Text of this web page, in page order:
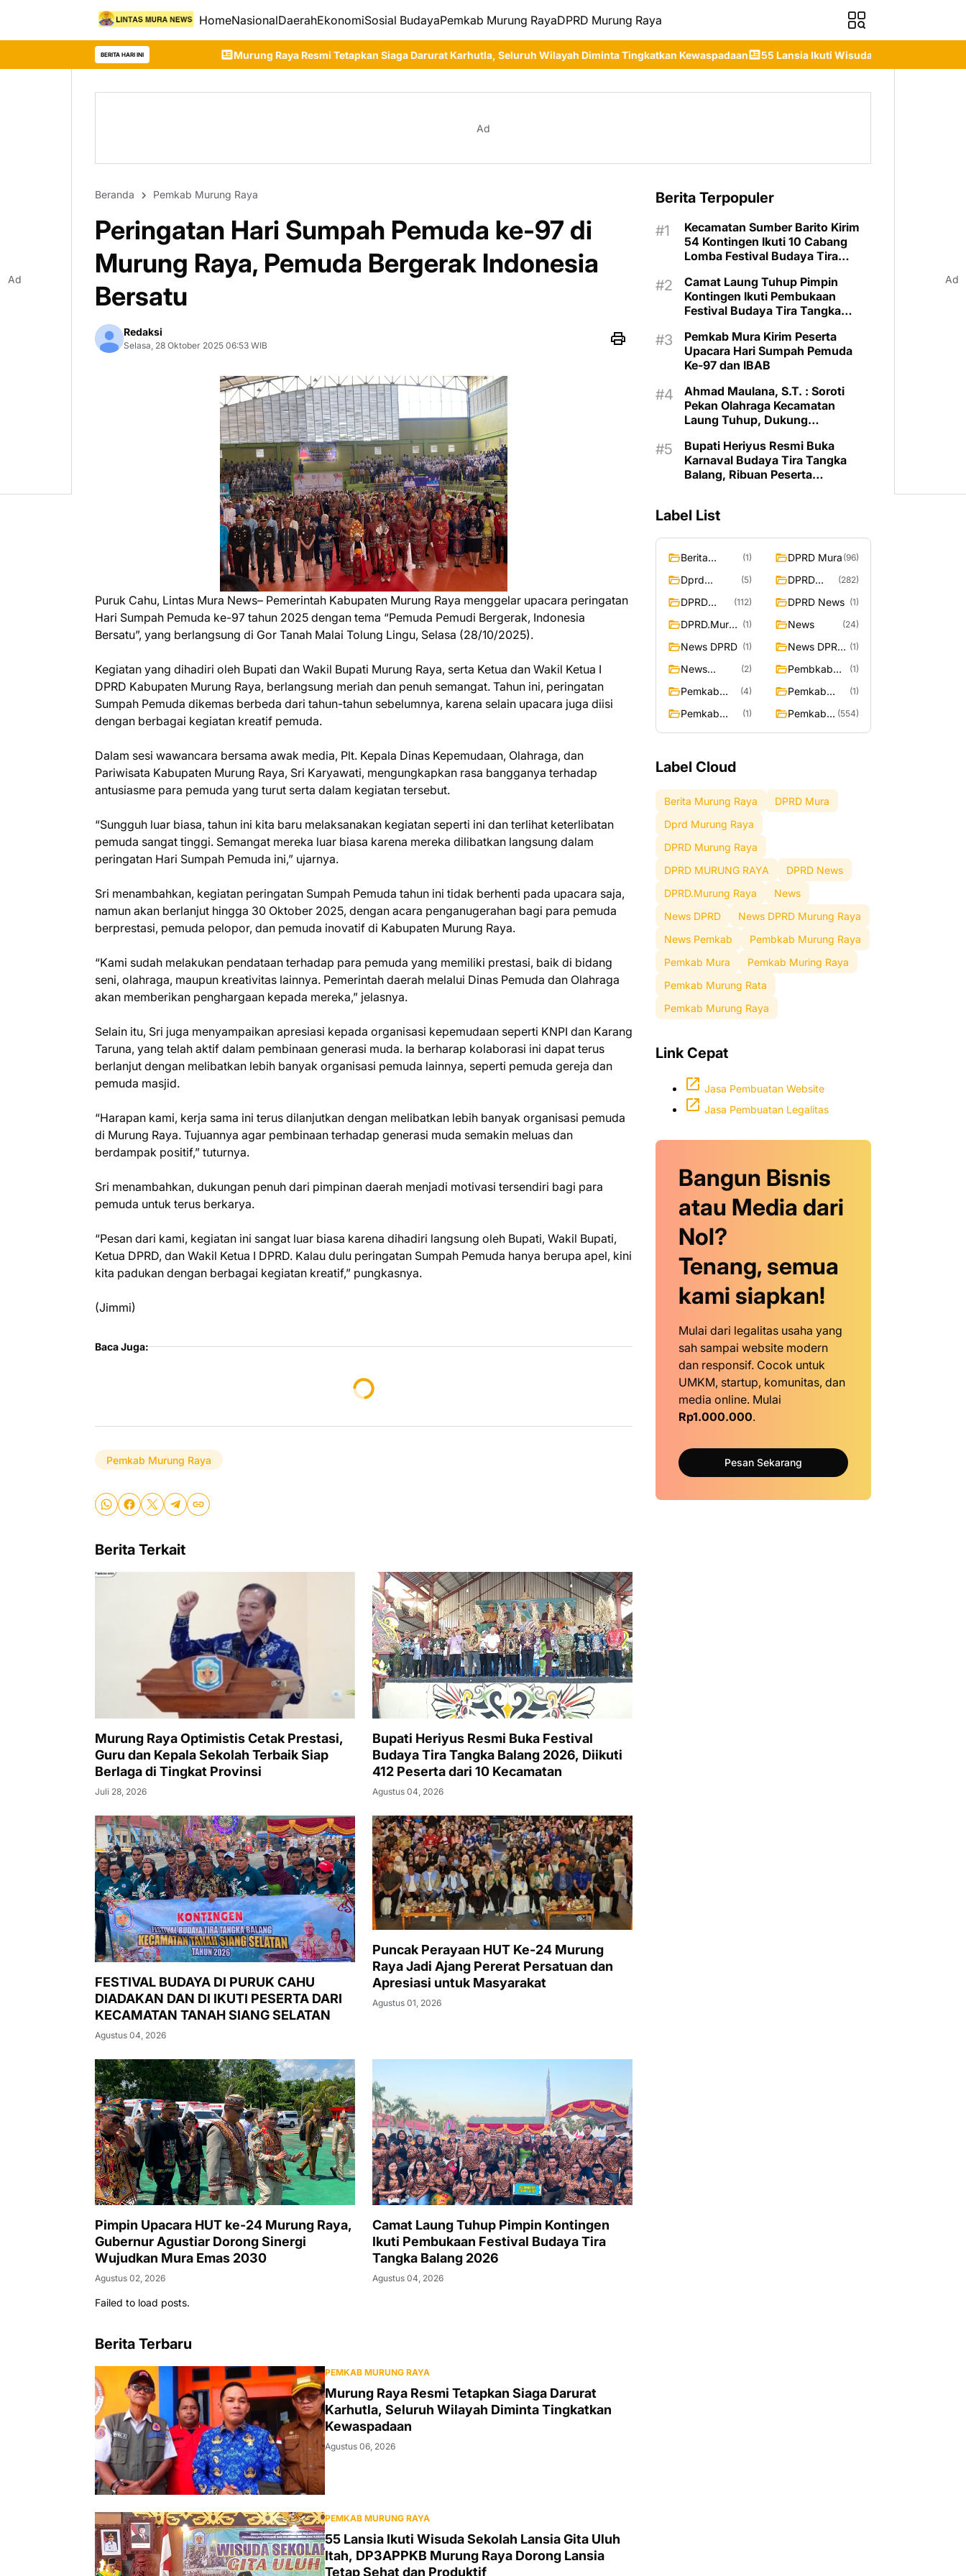
HomeNasionalDaerahEkonomiSosial BudayaPemkab Murung RayaDPRD Murung Raya
BERITA HARI INI
Murung Raya Resmi Tetapkan Siaga Darurat Karhutla, Seluruh Wilayah Diminta Tingkatkan Kewaspadaan 55 Lansia Ikuti Wisuda Sekolah Lansia Gita Uluh Itah, DP3APPKB
Ad
Beranda Pemkab Murung Raya
Peringatan Hari Sumpah Pemuda ke-97 di
Murung Raya, Pemuda Bergerak Indonesia
Bersatu
Redaksi
Selasa, 28 Oktober 2025 06:53 WIB
Puruk Cahu, Lintas Mura News– Pemerintah Kabupaten Murung Raya menggelar upacara peringatan
Hari Sumpah Pemuda ke-97 tahun 2025 dengan tema “Pemuda Pemudi Bergerak, Indonesia
Bersatu”, yang berlangsung di Gor Tanah Malai Tolung Lingu, Selasa (28/10/2025).
Kegiatan yang dihadiri oleh Bupati dan Wakil Bupati Murung Raya, serta Ketua dan Wakil Ketua I
DPRD Kabupaten Murung Raya, berlangsung meriah dan penuh semangat. Tahun ini, peringatan
Sumpah Pemuda dikemas berbeda dari tahun-tahun sebelumnya, karena selain upacara juga diisi
dengan berbagai kegiatan kreatif pemuda.
Dalam sesi wawancara bersama awak media, Plt. Kepala Dinas Kepemudaan, Olahraga, dan
Pariwisata Kabupaten Murung Raya, Sri Karyawati, mengungkapkan rasa bangganya terhadap
antusiasme para pemuda yang turut serta dalam kegiatan tersebut.
“Sungguh luar biasa, tahun ini kita baru melaksanakan kegiatan seperti ini dan terlihat keterlibatan
pemuda sangat tinggi. Semangat mereka luar biasa karena mereka dilibatkan langsung dalam
peringatan Hari Sumpah Pemuda ini,” ujarnya.
Sri menambahkan, kegiatan peringatan Sumpah Pemuda tahun ini tidak berhenti pada upacara saja,
namun akan berlanjut hingga 30 Oktober 2025, dengan acara penganugerahan bagi para pemuda
berprestasi, pemuda pelopor, dan pemuda inovatif di Kabupaten Murung Raya.
“Kami sudah melakukan pendataan terhadap para pemuda yang memiliki prestasi, baik di bidang
seni, olahraga, maupun kreativitas lainnya. Pemerintah daerah melalui Dinas Pemuda dan Olahraga
akan memberikan penghargaan kepada mereka,” jelasnya.
Selain itu, Sri juga menyampaikan apresiasi kepada organisasi kepemudaan seperti KNPI dan Karang
Taruna, yang telah aktif dalam pembinaan generasi muda. Ia berharap kolaborasi ini dapat terus
berlanjut dengan melibatkan lebih banyak organisasi pemuda lainnya, seperti pemuda gereja dan
pemuda masjid.
“Harapan kami, kerja sama ini terus dilanjutkan dengan melibatkan lebih banyak organisasi pemuda
di Murung Raya. Tujuannya agar pembinaan terhadap generasi muda semakin meluas dan
berdampak positif,” tuturnya.
Sri menambahkan, dukungan penuh dari pimpinan daerah menjadi motivasi tersendiri bagi para
pemuda untuk terus berkarya.
“Pesan dari kami, kegiatan ini sangat luar biasa karena dihadiri langsung oleh Bupati, Wakil Bupati,
Ketua DPRD, dan Wakil Ketua I DPRD. Kalau dulu peringatan Sumpah Pemuda hanya berupa apel, kini
kita padukan dengan berbagai kegiatan kreatif,” pungkasnya.
(Jimmi)
Baca Juga:
Pemkab Murung Raya
Berita Terkait
Murung Raya Optimistis Cetak Prestasi,
Guru dan Kepala Sekolah Terbaik Siap
Berlaga di Tingkat Provinsi
Juli 28, 2026
Bupati Heriyus Resmi Buka Festival
Budaya Tira Tangka Balang 2026, Diikuti
412 Peserta dari 10 Kecamatan
Agustus 04, 2026
FESTIVAL BUDAYA DI PURUK CAHU
DIADAKAN DAN DI IKUTI PESERTA DARI
KECAMATAN TANAH SIANG SELATAN
Agustus 04, 2026
Puncak Perayaan HUT Ke-24 Murung
Raya Jadi Ajang Pererat Persatuan dan
Apresiasi untuk Masyarakat
Agustus 01, 2026
Pimpin Upacara HUT ke-24 Murung Raya,
Gubernur Agustiar Dorong Sinergi
Wujudkan Mura Emas 2030
Agustus 02, 2026
Camat Laung Tuhup Pimpin Kontingen
Ikuti Pembukaan Festival Budaya Tira
Tangka Balang 2026
Agustus 04, 2026
Failed to load posts.
Berita Terbaru
PEMKAB MURUNG RAYA
Murung Raya Resmi Tetapkan Siaga Darurat
Karhutla, Seluruh Wilayah Diminta Tingkatkan
Kewaspadaan
Agustus 06, 2026
PEMKAB MURUNG RAYA
55 Lansia Ikuti Wisuda Sekolah Lansia Gita Uluh
Itah, DP3APPKB Murung Raya Dorong Lansia
Tetap Sehat dan Produktif
Berita Terpopuler
Kecamatan Sumber Barito Kirim
54 Kontingen Ikuti 10 Cabang
Lomba Festival Budaya Tira
Camat Laung Tuhup Pimpin
Kontingen Ikuti Pembukaan
Festival Budaya Tira Tangka
Pemkab Mura Kirim Peserta
Upacara Hari Sumpah Pemuda
Ke-97 dan IBAB
Ahmad Maulana, S.T. : Soroti
Pekan Olahraga Kecamatan
Laung Tuhup, Dukung
Olahraga Daerah
Bupati Heriyus Resmi Buka
Karnaval Budaya Tira Tangka
Balang, Ribuan Peserta
Label List
Berita
Raya
(1) DPRD Mura (96)
Dprd
Raya
(5)
DPRD
Raya
(282)
DPRD
RAYA
(112) DPRD News (1)
DPRD.Murun (1) News (24)
News DPRD (1)
News DPRD
Raya
(1)
News
(2)
Pembkab
Raya
(1)
Pemkab
(4)
Pemkab
Muring Raya
(1)
Pemkab
(1)
Pemkab
(554)
Label Cloud
Berita Murung Raya
DPRD Mura
Dprd Murung Raya
DPRD Murung Raya
DPRD MURUNG RAYA
DPRD News
DPRD.Murung Raya
News
News DPRD
News DPRD Murung Raya
News Pemkab
Pembkab Murung Raya
Pemkab Mura
Pemkab Muring Raya
Pemkab Murung Rata
Pemkab Murung Raya
Link Cepat
Jasa Pembuatan Website
Jasa Pembuatan Legalitas
Bangun Bisnis
atau Media dari
Nol?
Tenang, semua
kami siapkan!
Mulai dari legalitas usaha yang
sah sampai website modern
dan responsif. Cocok untuk
UMKM, startup, komunitas, dan
media online. Mulai
Rp1.000.000.
Pesan Sekarang
Ad Ad